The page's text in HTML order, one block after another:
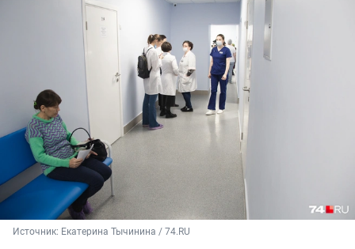
Источник: Екатерина Тычинина / 74.RU